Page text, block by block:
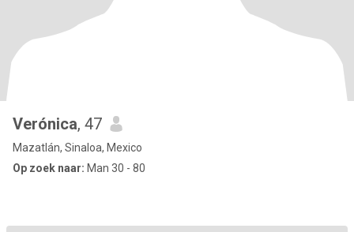
Verónica, 47
Mazatlán, Sinaloa, Mexico
Op zoek naar: Man 30 - 80